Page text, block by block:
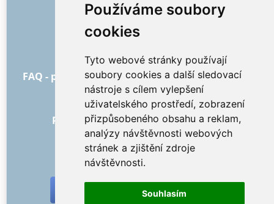
Používáme soubory
cookies
Tyto webové stránky používají
soubory cookies a další sledovací
nástroje s cílem vylepšení
uživatelského prostředí, zobrazení
přizpůsobeného obsahu a reklam,
analýzy návštěvnosti webových
stránek a zjištění zdroje
návštěvnosti.
Souhlasím
O nás
Jak to všechno začalo
Všeobecné obchodní podmínky
FAQ - pro objednatele FAQ - pro poskytovatele
Reklama a marketing
Blog
Recenze objednávek s hodnocením
Kontakt
SOCIÁLNÍ SÍTĚ